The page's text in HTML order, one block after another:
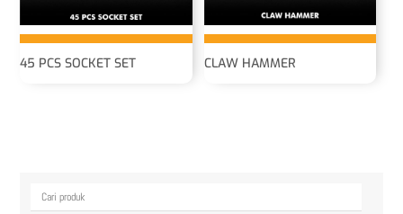
45 PCS SOCKET SET CLAW HAMMER
Cari